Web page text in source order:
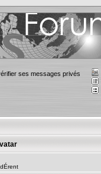
ses messages privés